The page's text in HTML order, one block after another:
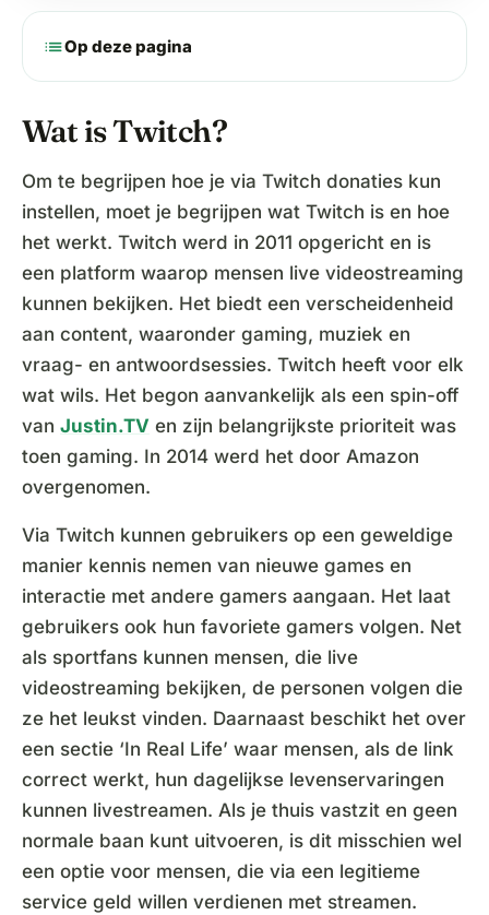
listOp deze pagina
Wat is Twitch?
Om te begrijpen hoe je via Twitch donaties kun
instellen, moet je begrijpen wat Twitch is en hoe
het werkt. Twitch werd in 2011 opgericht en is
een platform waarop mensen live videostreaming
kunnen bekijken. Het biedt een verscheidenheid
aan content, waaronder gaming, muziek en
vraag- en antwoordsessies. Twitch heeft voor elk
wat wils. Het begon aanvankelijk als een spin-off
van Justin.TV en zijn belangrijkste prioriteit was
toen gaming. In 2014 werd het door Amazon
overgenomen.
Via Twitch kunnen gebruikers op een geweldige
manier kennis nemen van nieuwe games en
interactie met andere gamers aangaan. Het laat
gebruikers ook hun favoriete gamers volgen. Net
als sportfans kunnen mensen, die live
videostreaming bekijken, de personen volgen die
ze het leukst vinden. Daarnaast beschikt het over
een sectie ‘In Real Life’ waar mensen, als de link
correct werkt, hun dagelijkse levenservaringen
kunnen livestreamen. Als je thuis vastzit en geen
normale baan kunt uitvoeren, is dit misschien wel
een optie voor mensen, die via een legitieme
service geld willen verdienen met streamen.